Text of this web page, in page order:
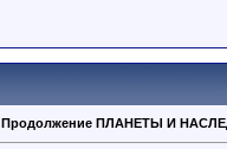
Продолжение ПЛАНЕТЫ И